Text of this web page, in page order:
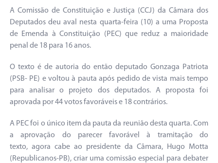
A Comissão de Constituição e Justiça (CCJ) da Câmara dos
Deputados deu aval nesta quarta-feira (10) a uma Proposta
de Emenda à Constituição (PEC) que reduz a maioridade
penal de 18 para 16 anos.
O texto é de autoria do então deputado Gonzaga Patriota
(PSB- PE) e voltou à pauta após pedido de vista mais tempo
para analisar o projeto dos deputados. A proposta foi
aprovada por 44 votos favoráveis e 18 contrários.
A PEC foi o único item da pauta da reunião desta quarta. Com
a aprovação do parecer favorável à tramitação do
texto, agora cabe ao presidente da Câmara, Hugo Motta
(Republicanos-PB), criar uma comissão especial para debater